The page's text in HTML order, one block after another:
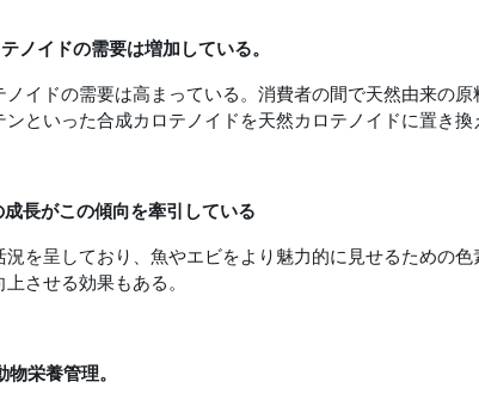
ノイドの需要は増加している。
ノイドの需要は高まっている。消費者の間で天然由来の
ンといった合成カロテノイドを天然カロテノイドに置き換
長がこの傾向を牽引している
況を呈しており、魚やエビをより魅力的に見せるための
させる効果もある。
栄養管理。